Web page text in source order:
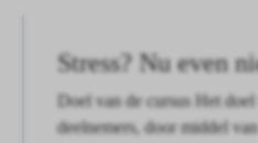
Stress? Nu even
Doel van de cursus Het
deelnemers, door middel